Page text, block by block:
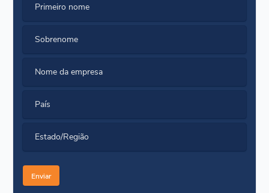
Primeiro nome
Sobrenome
Nome da empresa
País
Estado/Região